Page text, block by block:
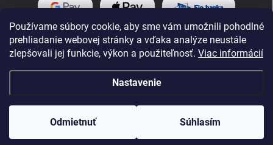
Používame súbory cookie, aby sme vám umožnili pohodlné
prehliadanie webovej stránky a vďaka analýze neustále
zlepšovali jej funkcie, výkon a použiteľnosť. Viac informácií
Nastavenie
Odmietnuť Súhlasím
Vytvoril Shoptet
Copyright 2026LacneDarceky.sk . Všetky práva vyhradené.